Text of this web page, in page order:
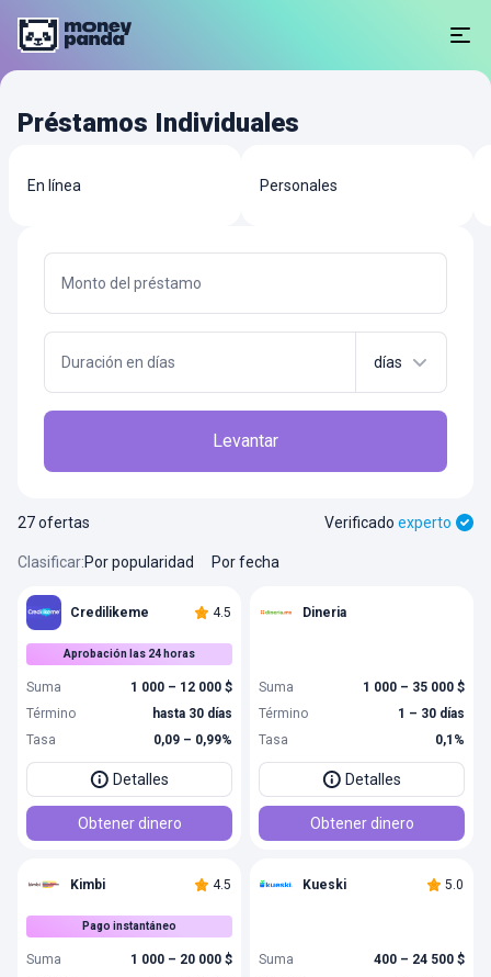
Préstamos Individuales
En línea Personales
Monto del préstamo
Duración en días días
Levantar
27 ofertas
Clasificar:Por popularidad Por fecha
Verificado experto
Credilikeme 4.5
Aprobación las 24 horas
Suma
1 000 – 12 000 $
Término
hasta 30 días
Tasa
0,09 – 0,99%
Detalles
Obtener dinero
Dineria
Suma
1 000 – 35 000 $
Término
1 – 30 días
Tasa
0,1%
Detalles
Obtener dinero
Kimbi 4.5
Pago instantáneo
Suma
1 000 – 20 000 $
Kueski 5.0
Suma
400 – 24 500 $